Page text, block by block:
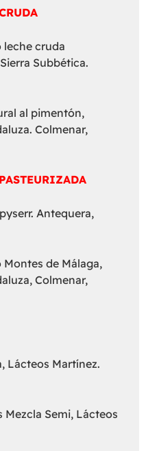
leche cruda
Subbética.
al pimentón,
Colmenar,
Antequera,
de Málaga,
Colmenar,
Lácteos Martínez.
Mezcla Semi, Lácteos